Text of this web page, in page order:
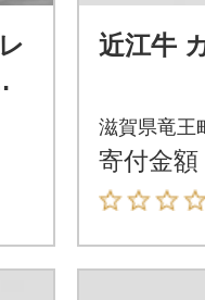
近江牛
滋賀県竜王
寄付金額